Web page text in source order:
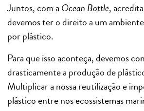
Juntos, com a Ocean Bottle,
devemos ter o direito a um
por plástico.
Para que isso aconteça, devemos
drasticamente a produção de
Multiplicar a nossa reutilização e
plástico entre nos ecossistemas